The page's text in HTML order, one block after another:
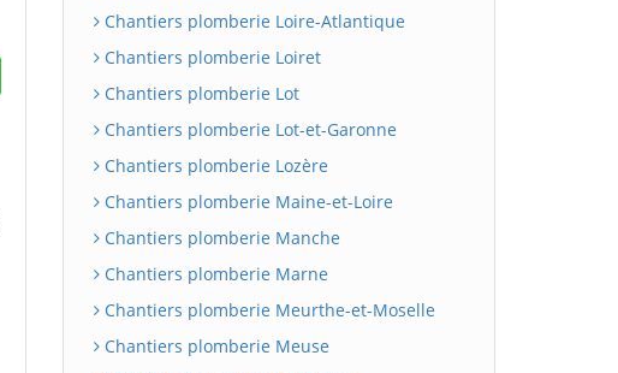
Chantiers plomberie Loire-Atlantique
Chantiers plomberie Loiret
Chantiers plomberie Lot
Chantiers plomberie Lot-et-Garonne
Chantiers plomberie Lozère
Chantiers plomberie Maine-et-Loire
Chantiers plomberie Manche
Chantiers plomberie Marne
Chantiers plomberie Meurthe-et-Moselle
Chantiers plomberie Meuse